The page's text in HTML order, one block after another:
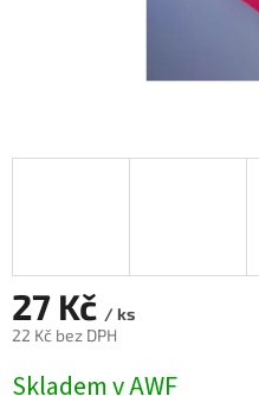
27 Kč / ks
22 Kč bez DPH
cena:
Skladem v AWF